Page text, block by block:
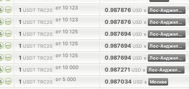
1 USDT TRC20 от 10 123 0.987876 USD в Лос-Анджелесе
1 USDT TRC20 от 10 123 0.987876 USD в Лос-Анджелесе
1 USDT TRC20 от 10 125 0.987694 USD в Лос-Анджелесе
1 USDT TRC20 от 10 125 0.987694 USD в Лос-Анджелесе
1 USDT TRC20 от 10 125 0.987694 USD в Лос-Анджелесе
1 USDT TRC20 от 10 000 0.987271 USD в Лос-Анджелесе
1 USDT TRC20 от 5 000 0.987034 USD в Москве